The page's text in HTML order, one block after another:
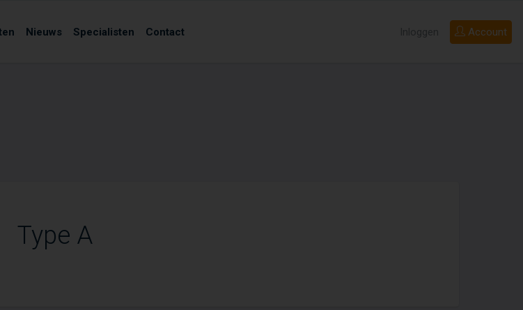
Nieuws Specialisten Contact Account
Inloggen
Type A